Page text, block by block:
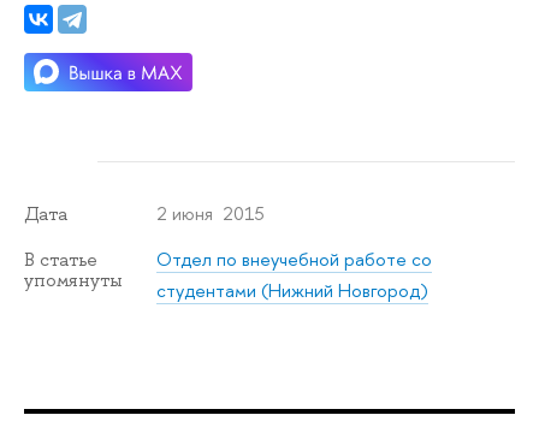
Дата 2 июня 2015
В статье
упомянуты
Отдел по внеучебной работе со
студентами (Нижний Новгород)